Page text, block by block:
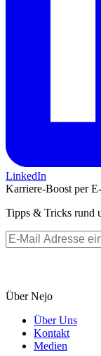
LinkedIn
Karriere-Boost per
Tipps & Tricks rund
Über Nejo
Über Uns
Kontakt
Medien